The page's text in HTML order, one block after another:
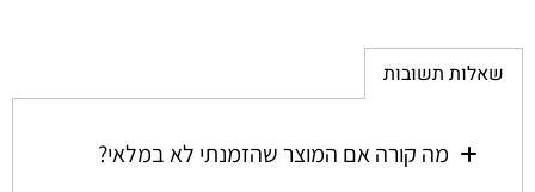
שאלות תשובות
מה קורה אם המוצר שהזמנתי לא במלאי?